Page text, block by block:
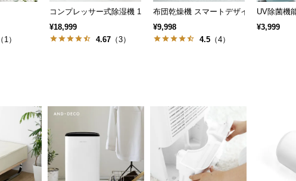
（1）
コンプレッサー式除湿機 16畳対応
¥18,999
4.67 （3）
布団乾燥機 スマートデザイン
¥9,998
4.5 （4）
UV除菌機
¥3,999